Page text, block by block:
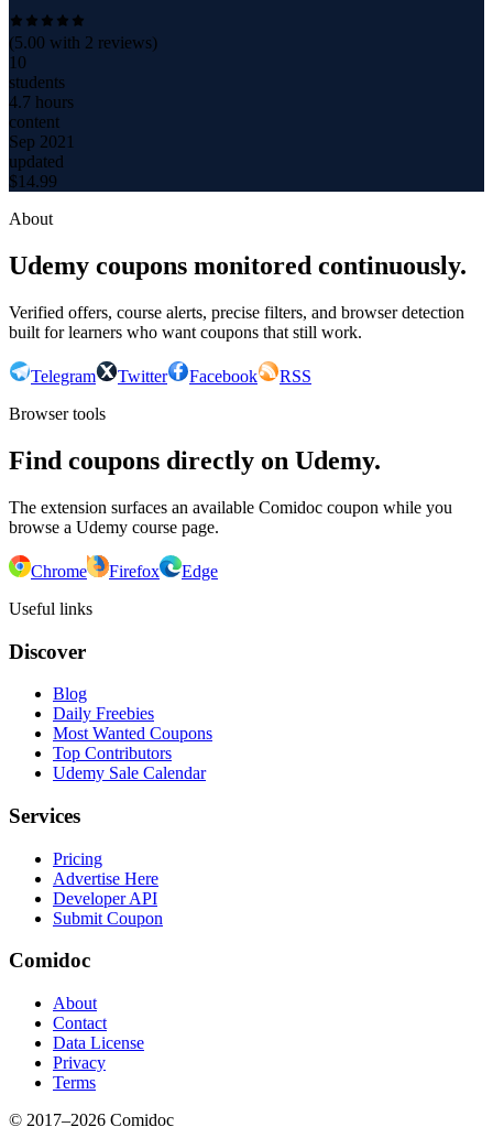
(5.00 with 2 reviews)
10
students
4.7 hours
content
Sep 2021
updated
$14.99
About
Udemy coupons monitored continuously.
Verified offers, course alerts, precise filters, and browser detection
built for learners who want coupons that still work.
Telegram Twitter Facebook
RSS
Browser tools
Find coupons directly on Udemy.
The extension surfaces an available Comidoc coupon while you
browse a Udemy course page.
Chrome Firefox
Edge
Useful links
Discover
Blog
Daily Freebies
Most Wanted Coupons
Top Contributors
Udemy Sale Calendar
Services
Pricing
Advertise Here
Developer API
Submit Coupon
Comidoc
About
Contact
Data License
Privacy
Terms
© 2017–2026 Comidoc